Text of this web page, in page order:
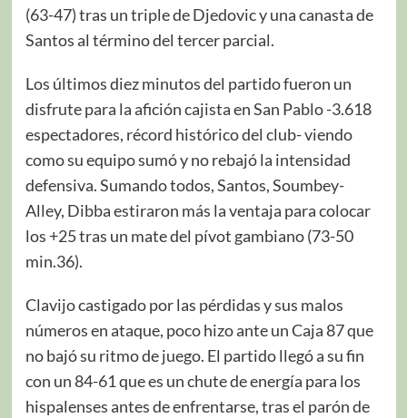
(63-47) tras un triple de Djedovic y una canasta de
Santos al término del tercer parcial.
Los últimos diez minutos del partido fueron un
disfrute para la afición cajista en San Pablo -3.618
espectadores, récord histórico del club- viendo
como su equipo sumó y no rebajó la intensidad
defensiva. Sumando todos, Santos, Soumbey-
Alley, Dibba estiraron más la ventaja para colocar
los +25 tras un mate del pívot gambiano (73-50
min.36).
Clavijo castigado por las pérdidas y sus malos
números en ataque, poco hizo ante un Caja 87 que
no bajó su ritmo de juego. El partido llegó a su fin
con un 84-61 que es un chute de energía para los
hispalenses antes de enfrentarse, tras el parón de